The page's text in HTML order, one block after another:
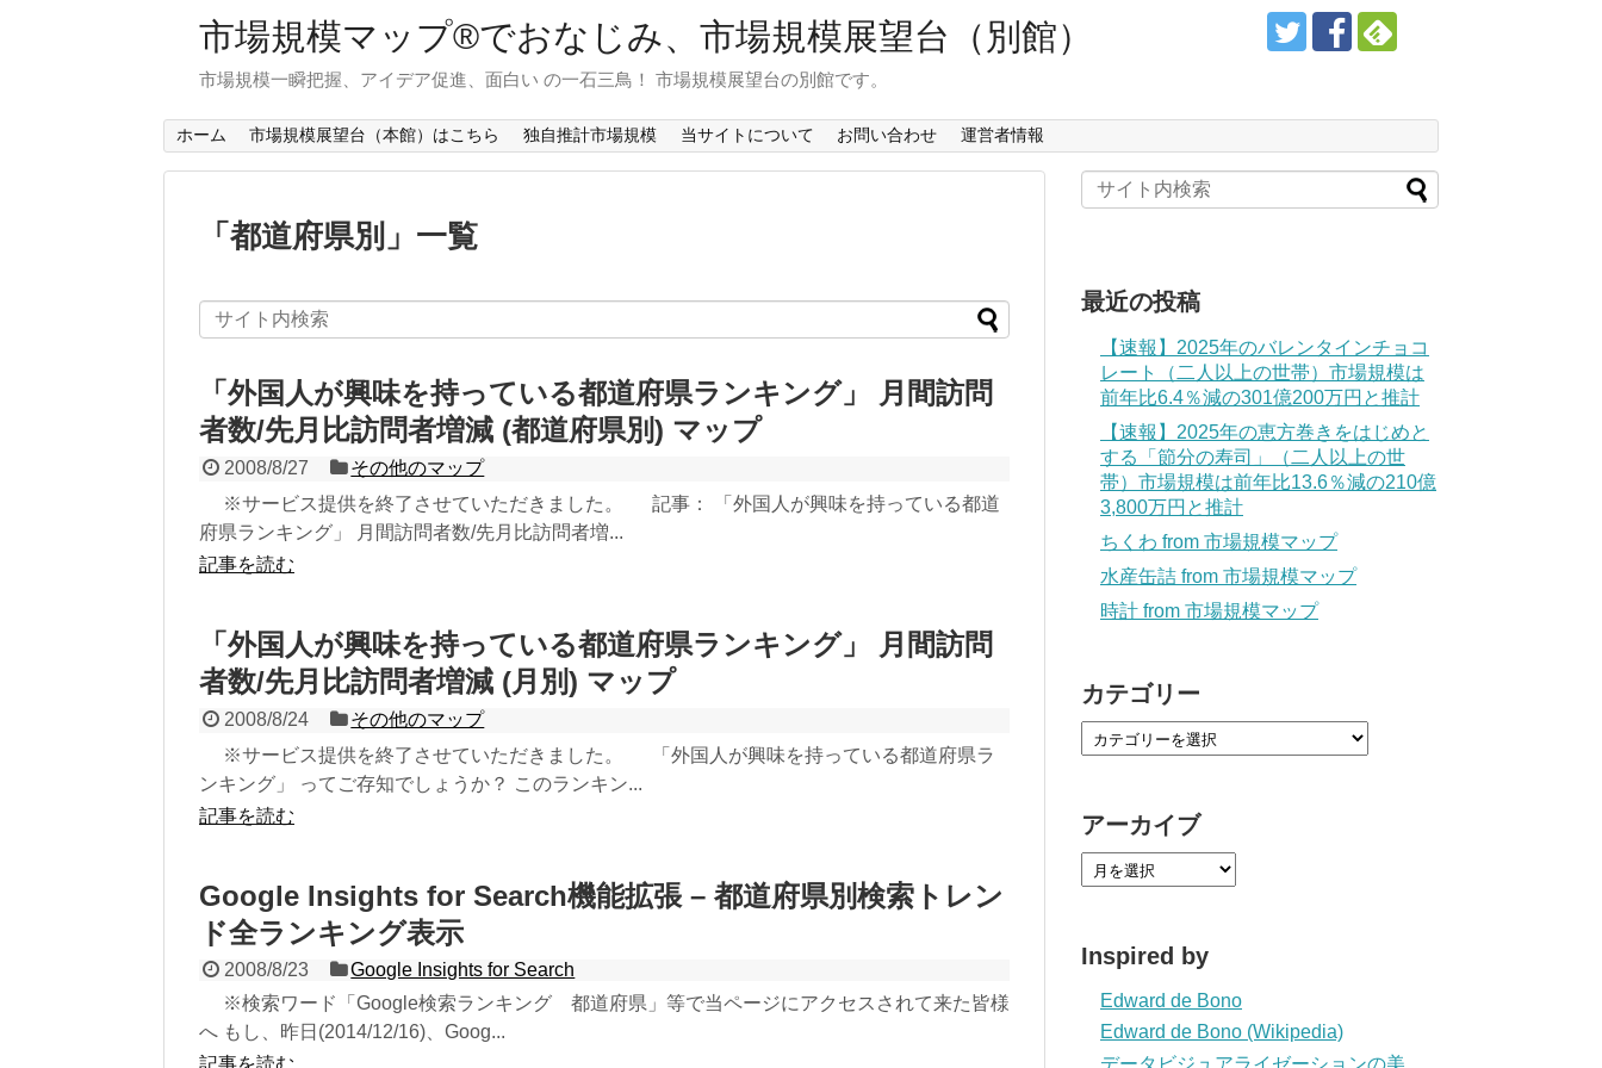
市場規模マップ®でおなじみ、市場規模展望台（別館）
市場規模一瞬把握、アイデア促進、面白い の一石三鳥！ 市場規模展望台の別館です。
ホーム 市場規模展望台（本館）はこちら 独自推計市場規模 当サイトについて お問い合わせ 運営者情報
「 都道府県別 」 一覧
「外国人が興味を持っている都道府県ランキング」 月間訪問
者数/先月比訪問者増減 (都道府県別) マップ
2008/8/27
その他のマップ
※サービス提供を終了させていただきました。 記事： 「外国人が興味を持っている都道
府県ランキング」 月間訪問者数/先月比訪問者増...
記事を読む
「外国人が興味を持っている都道府県ランキング」 月間訪問
者数/先月比訪問者増減 (月別) マップ
2008/8/24
その他のマップ
※サービス提供を終了させていただきました。 「外国人が興味を持っている都道府県ラ
ンキング」 ってご存知でしょうか？ このランキン...
記事を読む
Google Insights for Search機能拡張 – 都道府県別検索トレン
ド全ランキング表示
2008/8/23
Google Insights for Search
※検索ワード「Google検索ランキング 都道府県」等で当ページにアクセスされて来た皆様
へ もし、昨日(2014/12/16)、Goog...
最近の投稿
【速報】2025年のバレンタインチョコ
レート（二人以上の世帯）市場規模は
前年比6.4％減の301億200万円と推計
【速報】2025年の恵方巻きをはじめと
する「節分の寿司」（二人以上の世
帯）市場規模は前年比13.6％減の210億
3,800万円と推計
ちくわ from 市場規模マップ
水産缶詰 from 市場規模マップ
時計 from 市場規模マップ
カテゴリー
アーカイブ
Inspired by
Edward de Bono
Edward de Bono (Wikipedia)